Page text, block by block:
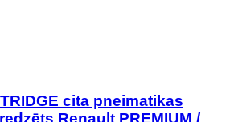
cita pneimatikas
Renault PREMIUM /